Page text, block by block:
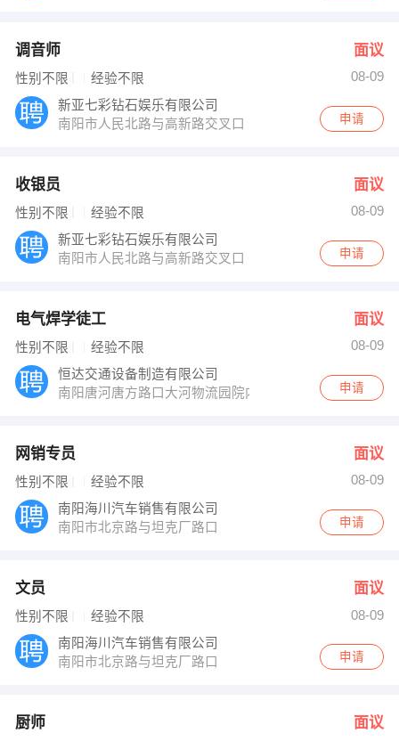
调音师 面议
性别不限 经验不限
08-09
新亚七彩钻石娱乐有限公司
南阳市人民北路与高新路交叉口
申请
收银员 面议
性别不限 经验不限
08-09
新亚七彩钻石娱乐有限公司
南阳市人民北路与高新路交叉口
申请
电气焊学徒工 面议
性别不限 经验不限
08-09
恒达交通设备制造有限公司
南阳唐河唐方路口大河物流园院内恒达交通设备制造有限
申请
网销专员 面议
性别不限 经验不限
08-09
南阳海川汽车销售有限公司
南阳市北京路与坦克厂路口
申请
文员 面议
性别不限 经验不限
08-09
南阳海川汽车销售有限公司
南阳市北京路与坦克厂路口
申请
厨师 面议